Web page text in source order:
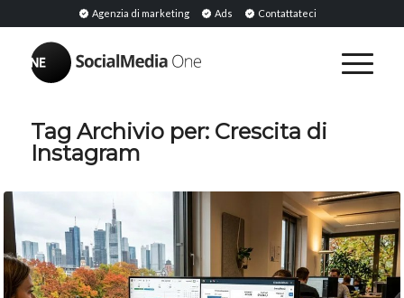
Agenzia di marketing Ads Contattateci
Tag Archivio per: Crescita di
Instagram